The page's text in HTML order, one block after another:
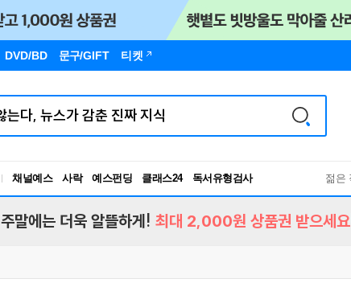
DVD/BD 문구/GIFT 티켓
채널예스 사락 예스펀딩 클래스24
독서유형검사
RBTI Lab
젊은
주말에는 더욱 알뜰하게! 최대 2,000원 상품권 받으세